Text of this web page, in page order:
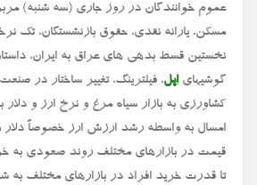
عموم خوانندگان در روز جاری (سه شنبه)
مسکن، یارانه نقدی، حقوق بازنشستگان، تک
نخستین قسط بدهی های عراق به ایران،
گوشیهایاپل، فیلترینگ، تغییر ساختار در
کشاورزی به بازار سیاه مرغ و نرخ ارز و
امسال به واسطه رشد ارزش ارز خصوصاً
قیمت در بازارهای مختلف روند صعودی به
تا قدرت خرید افراد در بازارهای مختلف